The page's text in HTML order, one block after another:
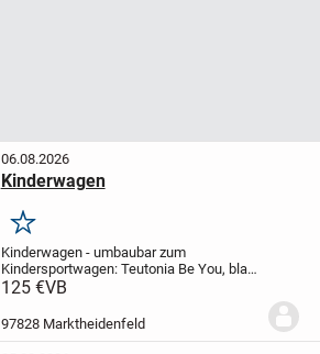
06.08.2026
Kinderwagen
Merken
Kinderwagen - umbaubar zum
Kindersportwagen: Teutonia Be You, blau-
creme-gemustert, mit Maxi Cosi Adapter,
Regenschutz, Tragetasche, sehr gut
125 €VB
97828 Marktheidenfeld